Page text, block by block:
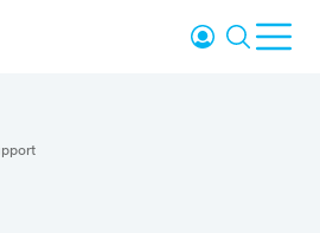
einloggen
Suche